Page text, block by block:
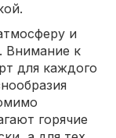
и
Внимание к
для каждого
горячие